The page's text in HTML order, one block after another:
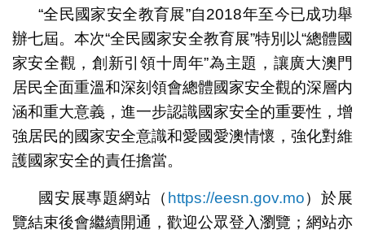
“全民國家安全教育展”自2018年至今已成功舉
辦七屆。本次“全民國家安全教育展”特別以“總體國
家安全觀，創新引領十周年”為主題，讓廣大澳門
居民全面重溫和深刻領會總體國家安全觀的深層内
涵和重大意義，進一步認識國家安全的重要性，增
強居民的國家安全意識和愛國愛澳情懷，強化對維
護國家安全的責任擔當。
國安展專題網站（ https://eesn.gov.mo）於展
覽結束後會繼續開通，歡迎公眾登入瀏覽；網站亦